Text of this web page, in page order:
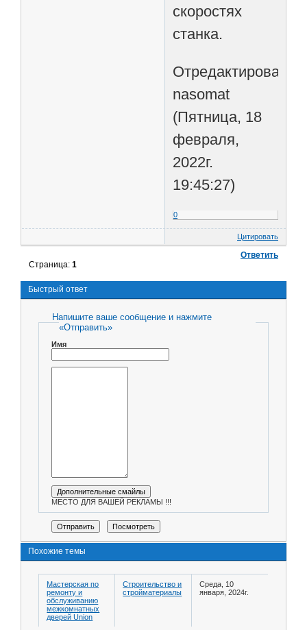
скоростях
станка.
Отредактировано
nasomat
(Пятница, 18
февраля,
2022г.
19:45:27)
0
Цитировать
Ответить
Страница:1
Быстрый ответ
Напишите ваше сообщение и нажмите
«Отправить»
Имя
МЕСТО ДЛЯ ВАШЕЙ РЕКЛАМЫ !!!
Похожие темы
Мастерская по
ремонту и
обслуживанию
межкомнатных
дверей Union
Строительство и
стройматериалы
Среда, 10
января, 2024г.